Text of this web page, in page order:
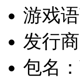
游戏语
发行商
包名：